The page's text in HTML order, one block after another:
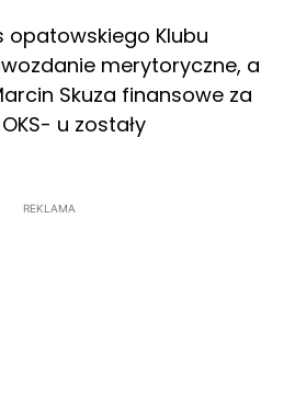
opatowskiego Klubu
merytoryczne, a
Skuza finansowe za
u zostały
REKLAMA